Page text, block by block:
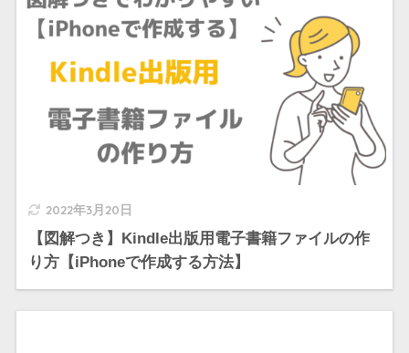
2022年3月20日
【図解つき】Kindle出版用電子書籍ファイルの作
り方【iPhoneで作成する方法】